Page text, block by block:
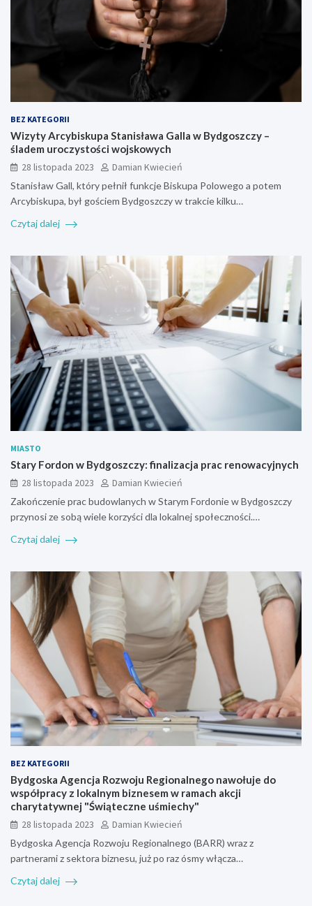
BEZ KATEGORII
Wizyty Arcybiskupa Stanisława Galla w Bydgoszczy –
śladem uroczystości wojskowych
28 listopada 2023
Damian Kwiecień
Stanisław Gall, który pełnił funkcje Biskupa Polowego a potem
Arcybiskupa, był gościem Bydgoszczy w trakcie kilku…
Czytaj dalej
MIASTO
Stary Fordon w Bydgoszczy: finalizacja prac renowacyjnych
28 listopada 2023
Damian Kwiecień
Zakończenie prac budowlanych w Starym Fordonie w Bydgoszczy
przynosi ze sobą wiele korzyści dla lokalnej społeczności.…
Czytaj dalej
BEZ KATEGORII
Bydgoska Agencja Rozwoju Regionalnego nawołuje do
współpracy z lokalnym biznesem w ramach akcji
charytatywnej "Świąteczne uśmiechy"
28 listopada 2023
Damian Kwiecień
Bydgoska Agencja Rozwoju Regionalnego (BARR) wraz z
partnerami z sektora biznesu, już po raz ósmy włącza…
Czytaj dalej